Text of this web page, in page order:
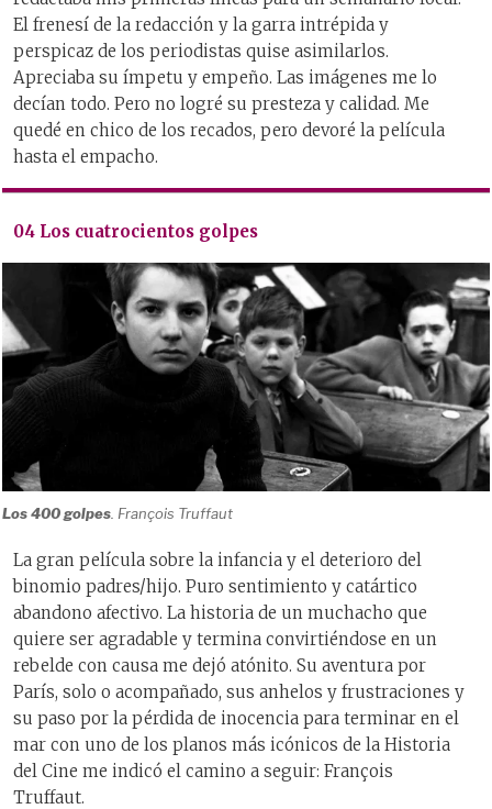
El frenesí de la redacción y la garra intrépida y
perspicaz de los periodistas quise asimilarlos.
Apreciaba su ímpetu y empeño. Las imágenes me lo
decían todo. Pero no logré su presteza y calidad. Me
quedé en chico de los recados, pero devoré la película
hasta el empacho.
04 Los cuatrocientos golpes
Los 400 golpes . François Truffaut
La gran película sobre la infancia y el deterioro del
binomio padres/hijo. Puro sentimiento y catártico
abandono afectivo. La historia de un muchacho que
quiere ser agradable y termina convirtiéndose en un
rebelde con causa me dejó atónito. Su aventura por
París, solo o acompañado, sus anhelos y frustraciones y
su paso por la pérdida de inocencia para terminar en el
mar con uno de los planos más icónicos de la Historia
del Cine me indicó el camino a seguir: François
Truffaut.